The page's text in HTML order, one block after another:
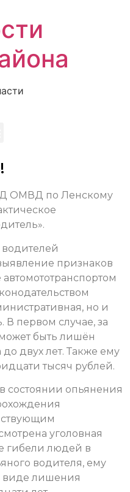
ОМВД по Ленскому
признаков
но и
В первом случае, за
быть лишён
до двух лет. Также ему
тысяч рублей.
состоянии опьянения
уголовная
гибели людей в
водителя, ему
виде лишения